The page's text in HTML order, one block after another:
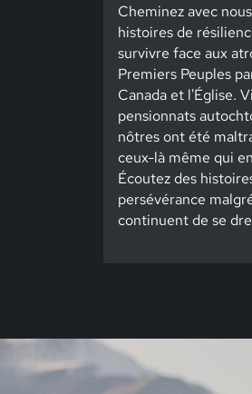
Cheminez avec
histoires de
survivre face aux
Premiers Peuples
Canada et l'Église.
pensionnats
nôtres ont été
ceux-là même qui
Écoutez des
persévérance
continuent de se